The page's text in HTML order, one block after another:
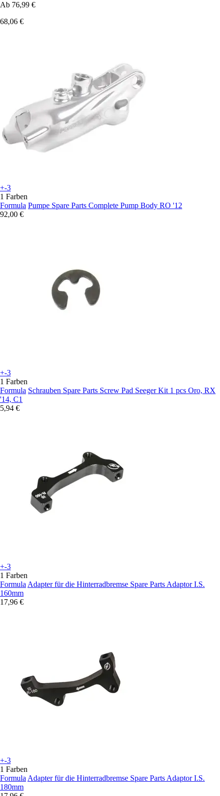
Ab 76,99 €
68,06 €
+-3
1 Farben
Formula Pumpe Spare Parts Complete Pump Body RO '12
92,00 €
+-3
1 Farben
Formula Schrauben Spare Parts Screw Pad Seeger Kit 1 pcs Oro, RX
'14, C1
5,94 €
+-3
1 Farben
Formula Adapter für die Hinterradbremse Spare Parts Adaptor I.S.
160mm
17,96 €
+-3
1 Farben
Formula Adapter für die Hinterradbremse Spare Parts Adaptor I.S.
180mm